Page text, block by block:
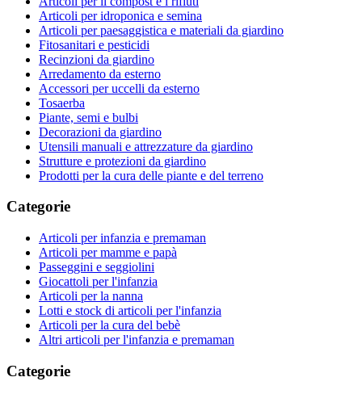
Articoli per idroponica e semina
Articoli per paesaggistica e materiali da giardino
Fitosanitari e pesticidi
Recinzioni da giardino
Arredamento da esterno
Accessori per uccelli da esterno
Tosaerba
Piante, semi e bulbi
Decorazioni da giardino
Utensili manuali e attrezzature da giardino
Strutture e protezioni da giardino
Prodotti per la cura delle piante e del terreno
Categorie
Articoli per infanzia e premaman
Articoli per mamme e papà
Passeggini e seggiolini
Giocattoli per l'infanzia
Articoli per la nanna
Lotti e stock di articoli per l'infanzia
Articoli per la cura del bebè
Altri articoli per l'infanzia e premaman
Categorie